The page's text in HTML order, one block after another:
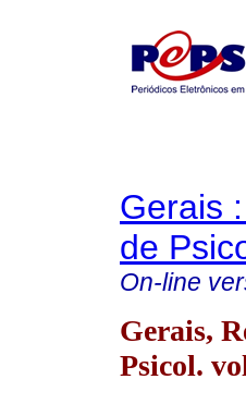
Gerais
de
On-line
Gerais,
Psicol.